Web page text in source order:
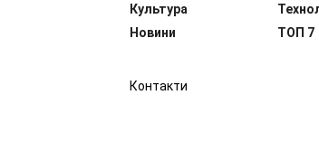
Культура
Новини
ТОП 7
Контакти